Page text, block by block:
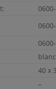
40 x
–